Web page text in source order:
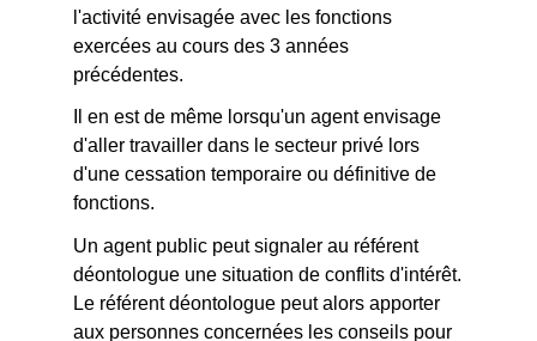
l'activité envisagée avec les fonctions
exercées au cours des 3 années
précédentes.
Il en est de même lorsqu'un agent envisage
d'aller travailler dans le secteur privé lors
d'une cessation temporaire ou définitive de
fonctions.
Un agent public peut signaler au référent
déontologue une situation de conflits d'intérêt.
Le référent déontologue peut alors apporter
aux personnes concernées les conseils pour